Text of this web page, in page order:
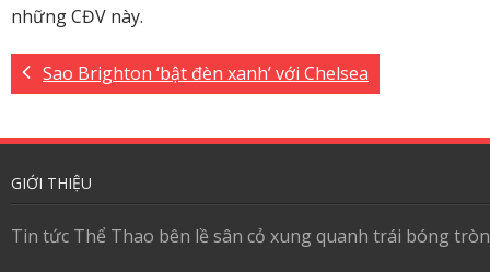
những CĐV này.
Sao Brighton ‘bật đèn xanh’ với Chelsea
GIỚI THIỆU
Tin tức Thể Thao bên lề sân cỏ xung quanh trái bóng